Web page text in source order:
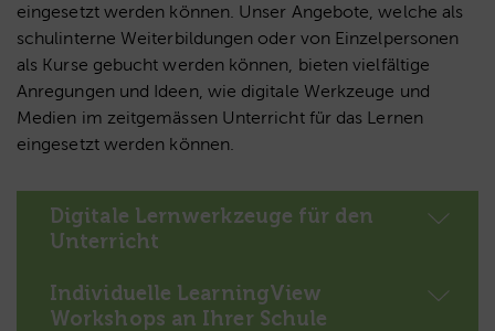
eingesetzt werden können. Unser Angebote, welche als
schulinterne Weiterbildungen oder von Einzelpersonen
als Kurse gebucht werden können, bieten vielfältige
Anregungen und Ideen, wie digitale Werkzeuge und
Medien im zeitgemässen Unterricht für das Lernen
eingesetzt werden können.
Digitale Lernwerkzeuge für den
Unterricht
Individuelle LearningView
Workshops an Ihrer Schule